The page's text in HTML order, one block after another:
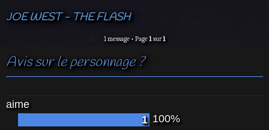
JOE WEST - THE FLASH
1 message • Page1sur1
Avis sur le personnage ?
aime
1 100%